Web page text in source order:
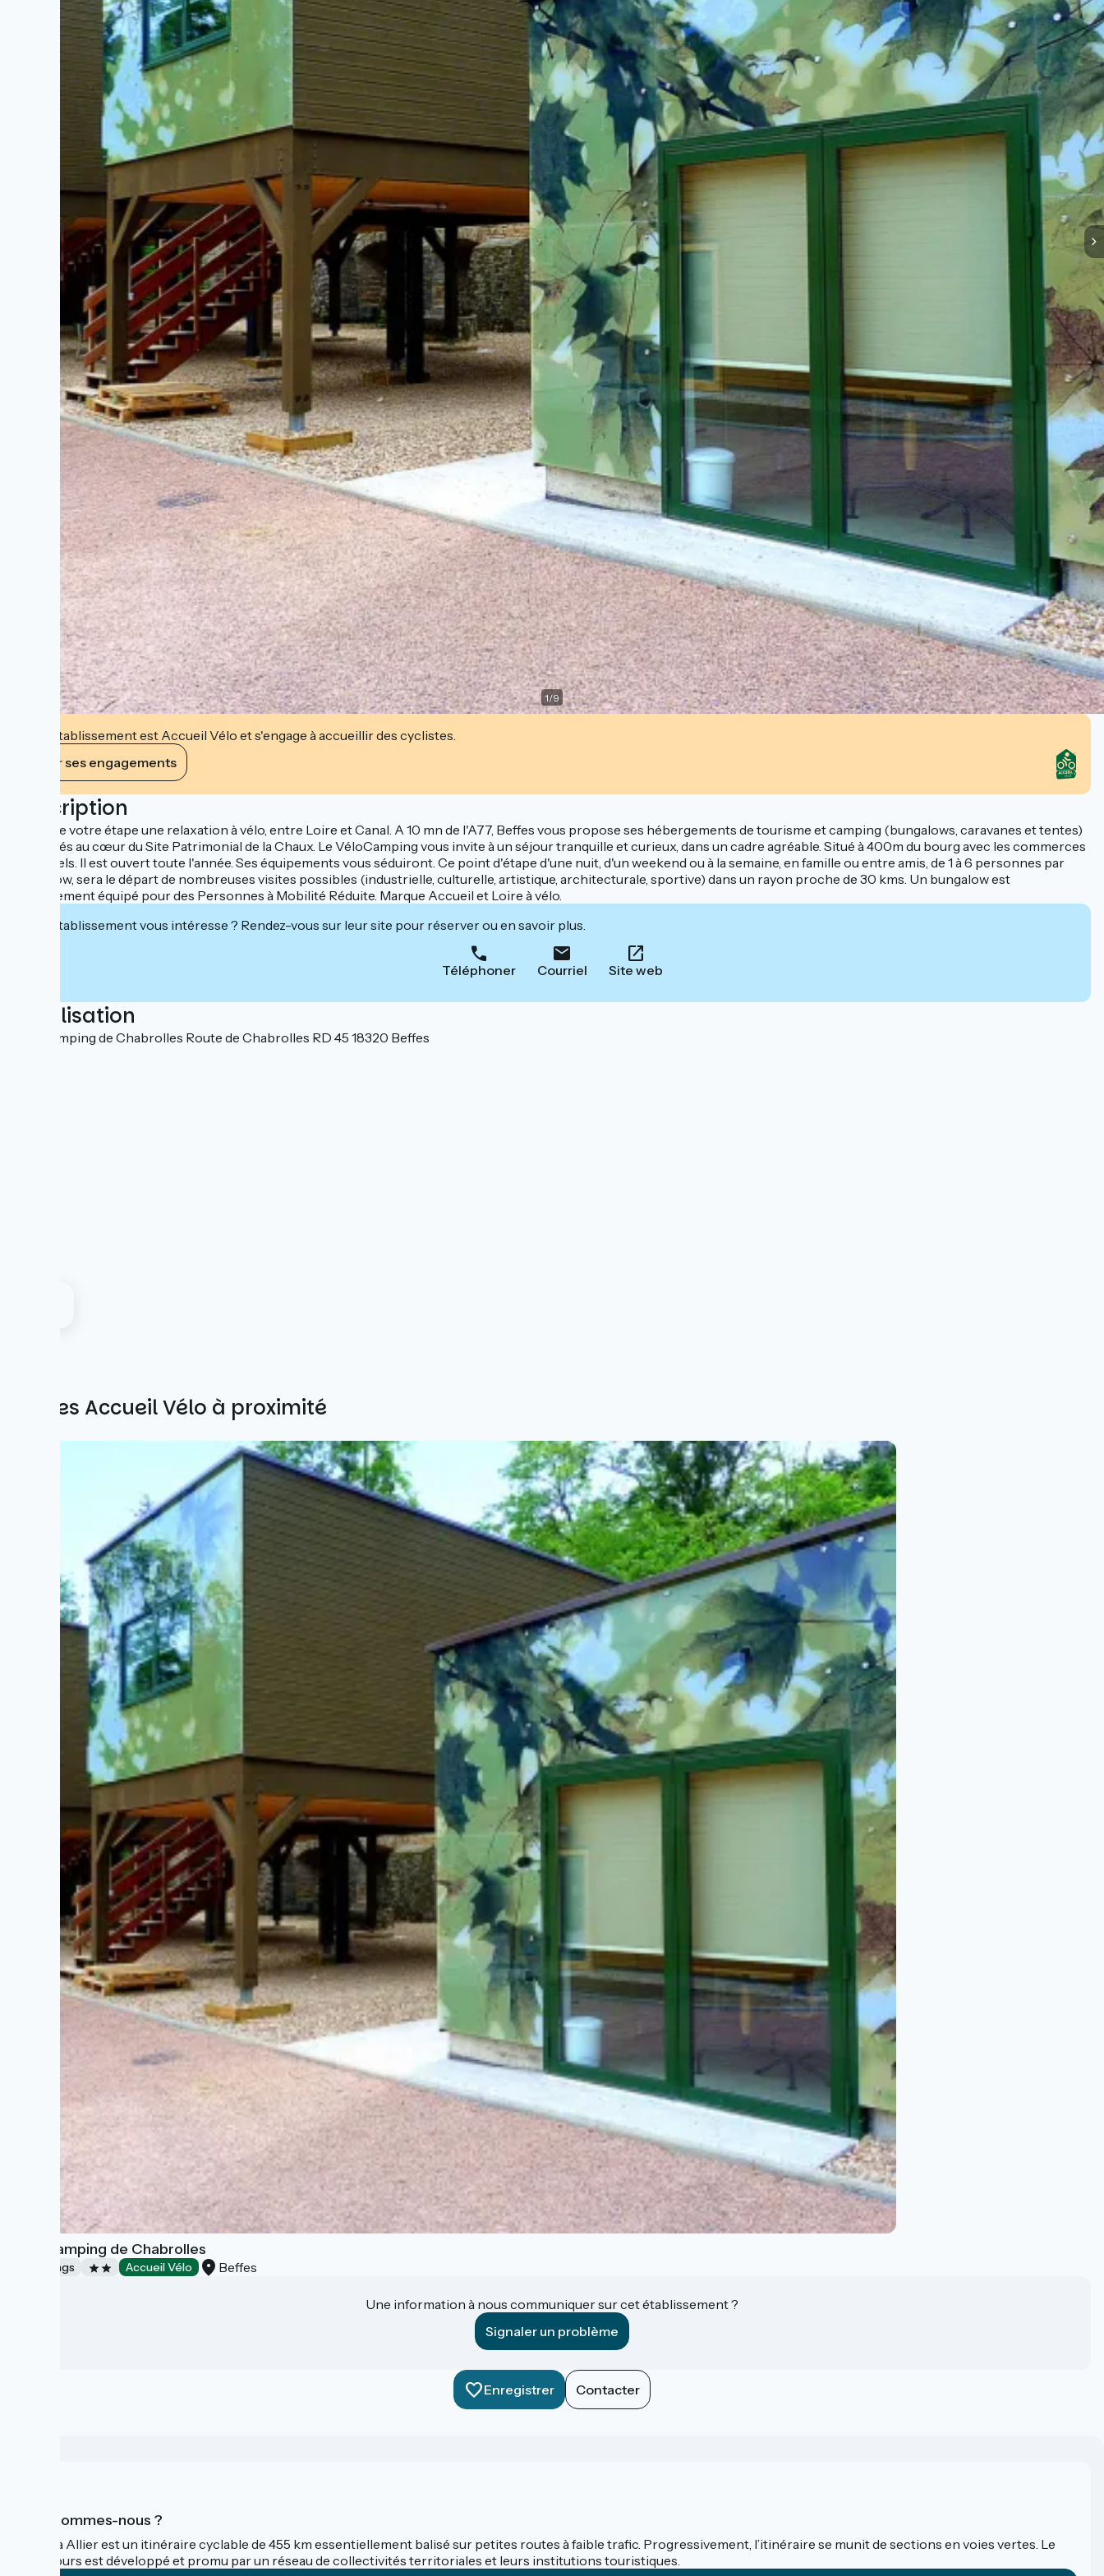
1/9
Cet établissement est Accueil Vélo et s'engage à accueillir des cyclistes.
Voir ses engagements
Description
Faites de votre étape une relaxation à vélo, entre Loire et Canal. A 10 mn de l'A77, Beffes vous propose ses hébergements de tourisme et camping (bungalows, caravanes et tentes)
implantés au cœur du Site Patrimonial de la Chaux. Le VéloCamping vous invite à un séjour tranquille et curieux, dans un cadre agréable. Situé à 400m du bourg avec les commerces
essentiels. Il est ouvert toute l'année. Ses équipements vous séduiront. Ce point d'étape d'une nuit, d'un weekend ou à la semaine, en famille ou entre amis, de 1 à 6 personnes par
bungalow, sera le départ de nombreuses visites possibles (industrielle, culturelle, artistique, architecturale, sportive) dans un rayon proche de 30 kms. Un bungalow est
spécialement équipé pour des Personnes à Mobilité Réduite. Marque Accueil et Loire à vélo.
Cet établissement vous intéresse ? Rendez-vous sur leur site pour réserver ou en savoir plus.
Téléphoner Courriel Site web
Localisation
VéloCamping de Chabrolles Route de Chabrolles RD 45 18320 Beffes
Autres Accueil Vélo à proximité
VéloCamping de Chabrolles
Campings Accueil Vélo Beffes
Une information à nous communiquer sur cet établissement ?
Signaler un problème
Enregistrer Contacter
Qui sommes-nous ?
La Via Allier est un itinéraire cyclable de 455 km essentiellement balisé sur petites routes à faible trafic. Progressivement, l’itinéraire se munit de sections en voies vertes. Le
parcours est développé et promu par un réseau de collectivités territoriales et leurs institutions touristiques.